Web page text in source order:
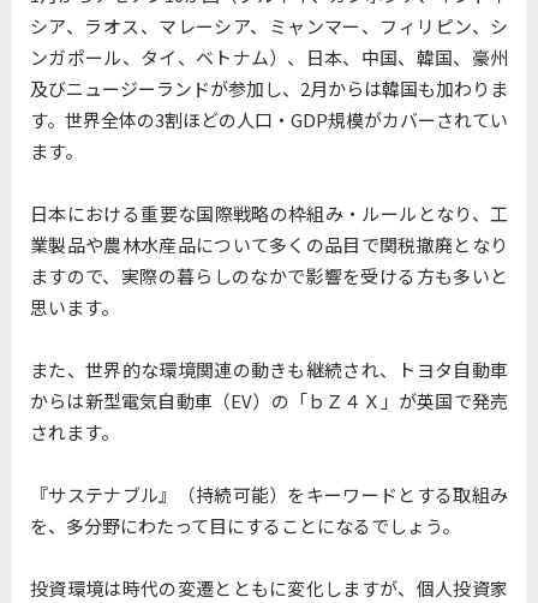
シア、ラオス、マレーシア、ミャンマー、フィリピン、シ
ンガポール、タイ、ベトナム）、日本、中国、韓国、豪州
及びニュージーランドが参加し、2月からは韓国も加わりま
す。世界全体の3割ほどの人口・GDP規模がカバーされてい
ます。
日本における重要な国際戦略の枠組み・ルールとなり、工
業製品や農林水産品について多くの品目で関税撤廃となり
ますので、実際の暮らしのなかで影響を受ける方も多いと
思います。
また、世界的な環境関連の動きも継続され、トヨタ自動車
からは新型電気自動車（EV）の「ｂＺ４Ｘ」が英国で発売
されます。
『サステナブル』（持続可能）をキーワードとする取組み
を、多分野にわたって目にすることになるでしょう。
投資環境は時代の変遷とともに変化しますが、個人投資家